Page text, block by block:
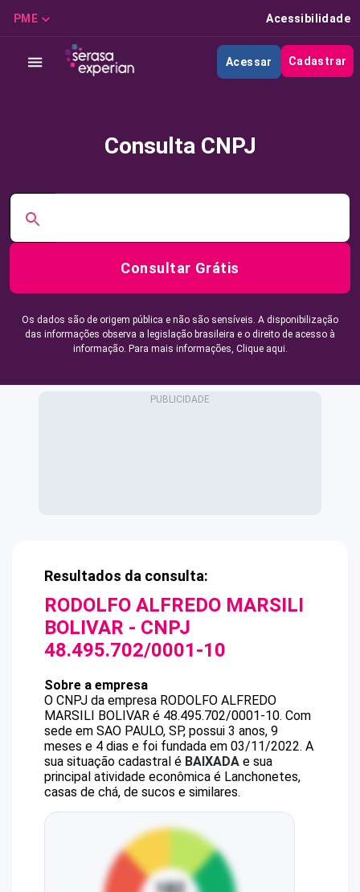
PME Acessibilidade
Acessar Cadastrar
Consulta CNPJ
Consultar Grátis
Os dados são de origem pública e não são sensíveis. A disponibilização
das informações observa a legislação brasileira e o direito de acesso à
informação. Para mais informações, Clique aqui.
Resultados da consulta:
RODOLFO ALFREDO MARSILI
BOLIVAR - CNPJ
48.495.702/0001-10
Sobre a empresa
O CNPJ da empresa RODOLFO ALFREDO
MARSILI BOLIVAR é 48.495.702/0001-10. Com
sede em SAO PAULO, SP, possui 3 anos, 9
meses e 4 dias e foi fundada em 03/11/2022. A
sua situação cadastral é BAIXADA e sua
principal atividade econômica é Lanchonetes,
casas de chá, de sucos e similares.